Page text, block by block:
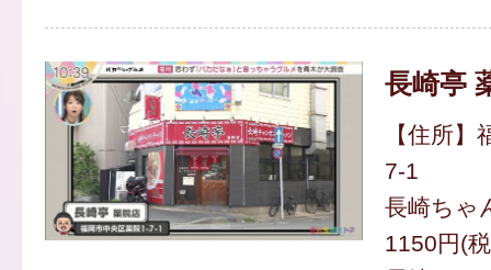
長崎亭
【住所
7-1
長崎ちゃ
1150円(